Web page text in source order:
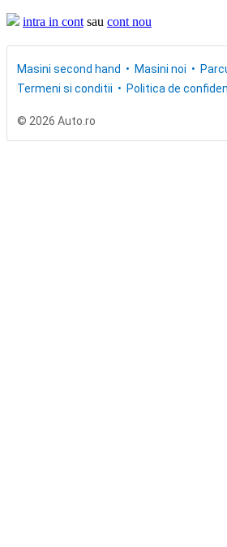
intra in cont sau cont nou
Masini second hand Masini noi
Termeni si conditii
Politica de
© 2026 Auto.ro